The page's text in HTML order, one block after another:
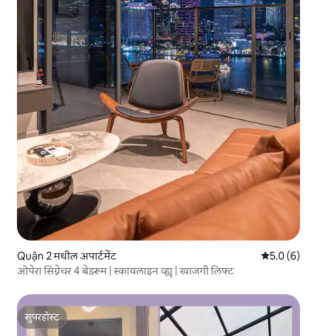
Quận 2 मधील अपार्टमेंट 5 पैकी 5.0
5.0 (6)
ओपेरा सिग्नेचर 4 बेडरूम | स्कायलाइन व्ह्यू | खाजगी लिफ्ट
सुपरहोस्ट
सुपरहोस्ट